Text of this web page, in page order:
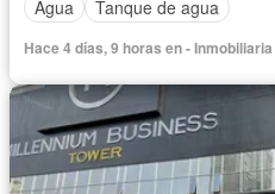
Agua
Tanque de agua
Hace 4 días, 9 horas en -